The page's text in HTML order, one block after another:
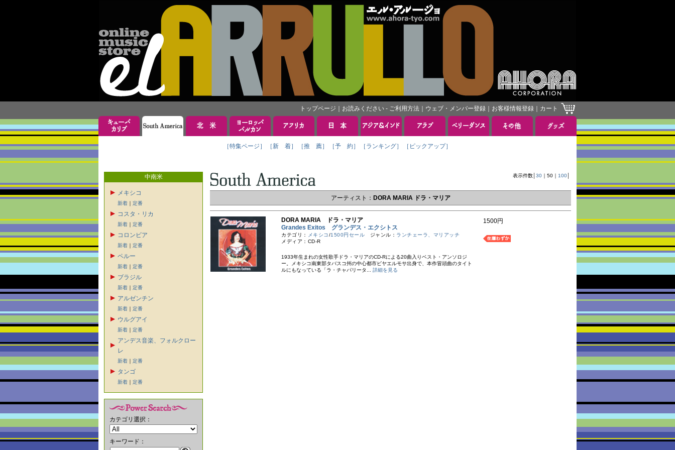
トップページ お読みください - ご利用方法 ウェブ・メンバー登録 お客様情報登録 カート
［特集ページ］ ［新 着］ ［推 薦］ ［予 約］ ［ランキング］ ［ピックアップ］
中南米
メキシコ
新着 ｜ 定番
コスタ・リカ
新着 ｜ 定番
コロンビア
新着 ｜ 定番
ペルー
新着 ｜ 定番
ブラジル
新着 ｜ 定番
アルゼンチン
新着 ｜ 定番
ウルグアイ
新着 ｜ 定番
アンデス音楽、フォルクロー
レ
新着 ｜ 定番
タンゴ
新着 ｜ 定番
カテゴリ選択：
キーワード：
表示件数│ 30 ｜ 50 ｜ 100
アーティスト： DORA MARIA ドラ・マリア
DORA MARIA ドラ・マリア
Grandes Exitos グランデス・エクシトス
カテゴリ： メキシコ /1500円セール ジャンル： ランチェーラ、マリアッチ
メディア：CD-R
1933年生まれの女性歌手ドラ・マリアのCD-Rによる20曲入りベスト・アンソロジ
ー。メキシコ南東部タバスコ州の中心都市ビヤエルモサ出身で、本作冒頭曲のタイト
ルにもなっている「ラ・チャパリータ... 詳細を見る
1500円